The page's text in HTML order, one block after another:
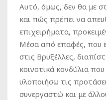
Αυτό, όμως, δεν θα με
και πώς πρέπει να
επιχειρήματα,
Μέσα από επαφές, που
στις Βρυξέλλες,
κοινοτικά κονδύλια
υλοποιήσω τις
συνεργαστώ και με